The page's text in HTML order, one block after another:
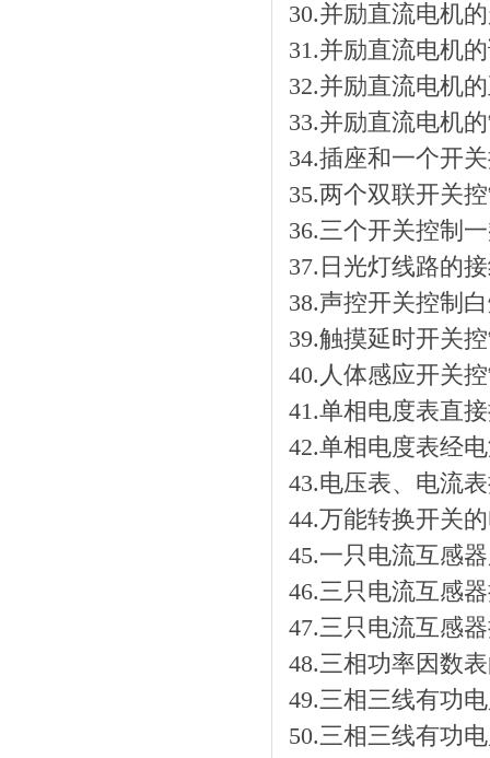
30.并励直流电机
31.并励直流电机
32.并励直流电机
33.并励直流电机
34.插座和一个开
35.两个双联开关
36.三个开关控制
37.日光灯线路的
38.声控开关控制
39.触摸延时开关
40.人体感应开关
41.单相电度表直
42.单相电度表经
43.电压表、电流
44.万能转换开关
45.一只电流互感
46.三只电流互感
47.三只电流互感
48.三相功率因数
49.三相三线有功
50.三相三线有功